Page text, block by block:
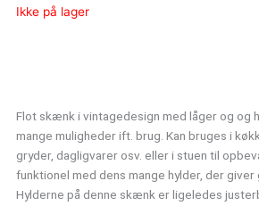
Ikke på lager
Flot skænk i vintagedesign med låger og og
mange muligheder ift. brug. Kan bruges i
gryder, dagligvarer osv. eller i stuen til
funktionel med dens mange hylder, der
Hylderne på denne skænk er ligeledes